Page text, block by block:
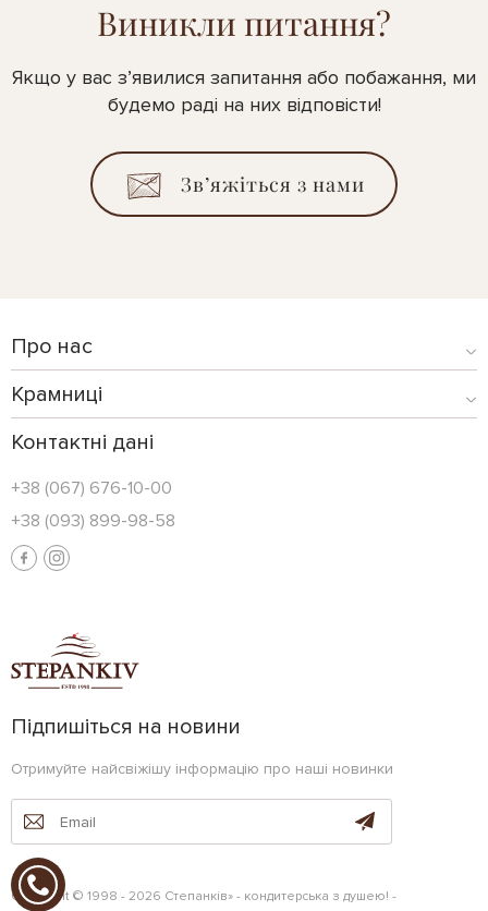
Виникли питання?
Якщо у вас з’явилися запитання або побажання, ми
будемо раді на них відповісти!
Зв’яжіться з нами
Про нас
Крамниці
Контактні дані
+38 (067) 676-10-00
+38 (093) 899-98-58
Підпишіться на новини
Отримуйте найсвіжішу інформацію про наші новинки
Copyright © 1998 - 2026 Степанків» - кондитерська з душею! -